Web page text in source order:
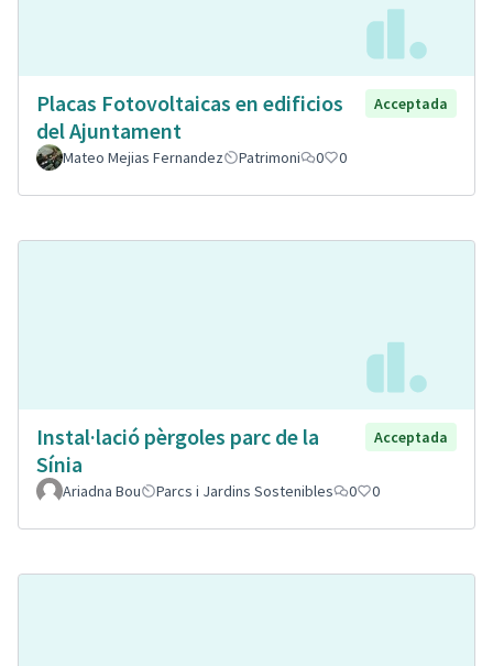
Placas Fotovoltaicas en edificios
del Ajuntament
Acceptada
Mateo Mejias Fernandez Patrimoni 0 0
Instal·lació pèrgoles parc de la
Sínia
Acceptada
Ariadna Bou Parcs i Jardins Sostenibles 0 0